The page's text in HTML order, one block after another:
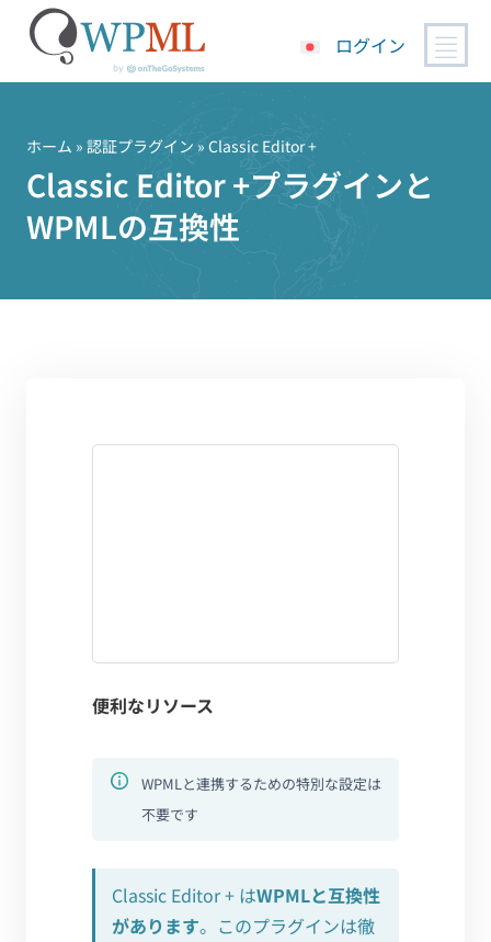
ッ
ログイン
ホーム » 認証プラグイン » Classic Editor +
Classic Editor +プラグインと
WPMLの互換性
便利なリソース
WPMLと連携するための特別な設定は
不要です
Classic Editor + はWPMLと互換性
があります。このプラグインは徹